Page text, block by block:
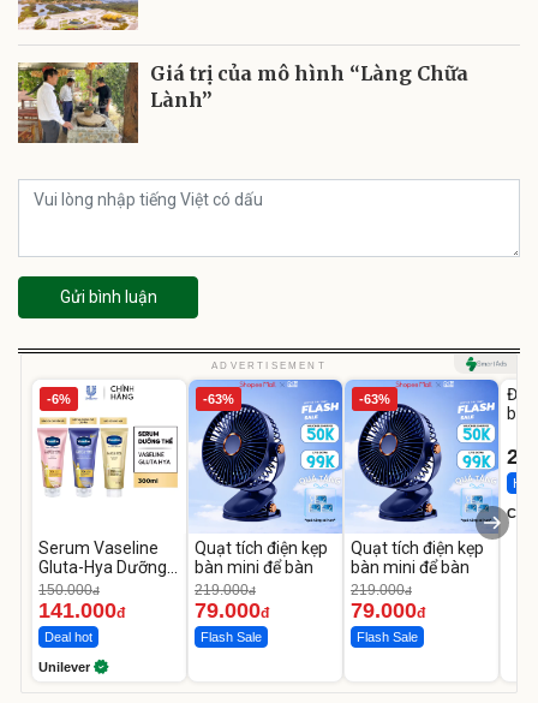
Giá trị của mô hình “Làng Chữa
Lành”
Gửi bình luận
ADVERTISEMENT
-6%
Serum Vaseline
Gluta-Hya Dưỡng
Da Sáng Mịn Sau 7
Ngày
150.000đ
141.000đ
Deal hot
Unilever
-63%
Quạt tích điện kẹp
bàn mini để bàn
219.000đ
79.000đ
Flash Sale
-63%
Quạt tích điện kẹp
bàn mini để bàn
219.000đ
79.000đ
Flash Sale
Đai
bé
Hot